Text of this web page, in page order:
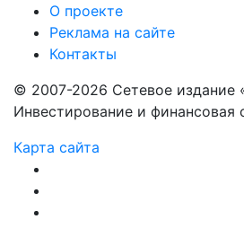
О проекте
Реклама на сайте
Контакты
© 2007-2026 Сетевое издание
Инвестирование и финансовая
Карта сайта